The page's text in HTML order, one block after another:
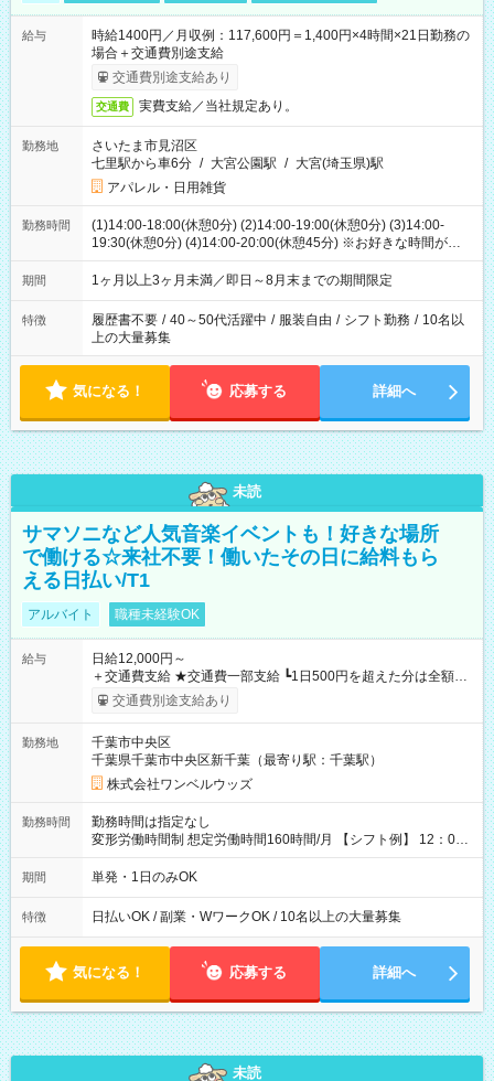
給与
時給1400円／月収例：117,600円＝1,400円×4時間×21日勤務の
場合＋交通費別途支給
交通費別途支給あり
交通費 実費支給／当社規定あり。
勤務地
さいたま市見沼区
七里駅から車6分 / 大宮公園駅 / 大宮(埼玉県)駅
アパレル・日用雑貨
勤務時間
(1)14:00-18:00(休憩0分) (2)14:00-19:00(休憩0分) (3)14:00-
19:30(休憩0分) (4)14:00-20:00(休憩45分) ※お好きな時間が選べ
ます
期間 1ヶ月以上3ヶ月未満／即日～8月末までの期間限定
特徴 履歴書不要 / 40～50代活躍中 / 服装自由 / シフト勤務 / 10名以
上の大量募集
気になる！ 応募する 詳細へ
未読
サマソニなど人気音楽イベントも！好きな場所
で働ける☆来社不要！働いたその日に給料もら
える日払い/T1
アルバイト 職種未経験OK
給与
日給12,000円～
＋交通費支給 ★交通費一部支給 ┗1日500円を超えた分は全額支
給！ ※往復500円以内の方は自己負担となります ★日払いOK！
（規定あり） ┗働いたその日に現金GET♪ お仕事後はコンビニ
なし
交通費別途支給あり
勤務地
千葉市中央区
千葉県千葉市中央区新千葉（最寄り駅：千葉駅）
株式会社ワンベルウッズ
勤務時間
勤務時間は指定なし
変形労働時間制 想定労働時間160時間/月 【シフト例】 12：00
～22：00
期間 単発・1日のみOK
特徴 日払いOK / 副業・WワークOK / 10名以上の大量募集
気になる！ 応募する 詳細へ
未読